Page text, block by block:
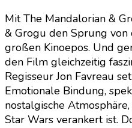
Mit The Mandalorian &
& Grogu den Sprung
großen Kinoepos. Und
den Film gleichzeitig
Regisseur Jon Favreau
Emotionale Bindung,
nostalgische
Star Wars verankert ist.